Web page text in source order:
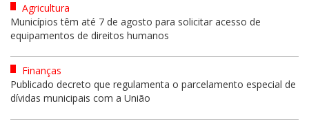
Agricultura
Municípios têm até 7 de agosto para solicitar acesso de
equipamentos de direitos humanos
Finanças
Publicado decreto que regulamenta o parcelamento especial de
dívidas municipais com a União